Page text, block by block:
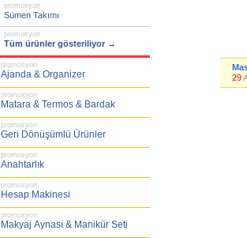
promosyon
Sümen Takımı
promosyon
Tüm ürünler gösteriliyor →
promosyon
Ajanda & Organizer
promosyon
Matara & Termos & Bardak
promosyon
Geri Dönüşümlü Ürünler
promosyon
Anahtarlık
promosyon
Hesap Makinesi
promosyon
Makyaj Aynası & Manikür Seti
29